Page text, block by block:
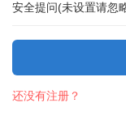
安全提问(未设置请忽
还没有注册？